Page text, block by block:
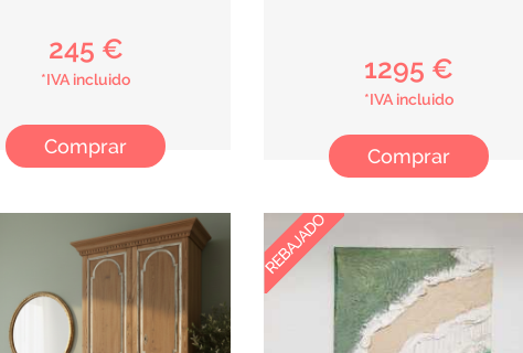
245 €
*IVA incluido
Comprar
1295 €
*IVA incluido
Comprar